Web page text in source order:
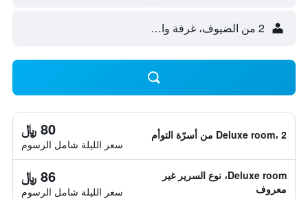
2 من الضيوف، غرفة واحدة
Deluxe room، 2 من أسرّة التوأم 80 ﷼
سعر الليلة شامل الرسوم
Deluxe room، نوع السرير غير
معروف
86 ﷼
سعر الليلة شامل الرسوم